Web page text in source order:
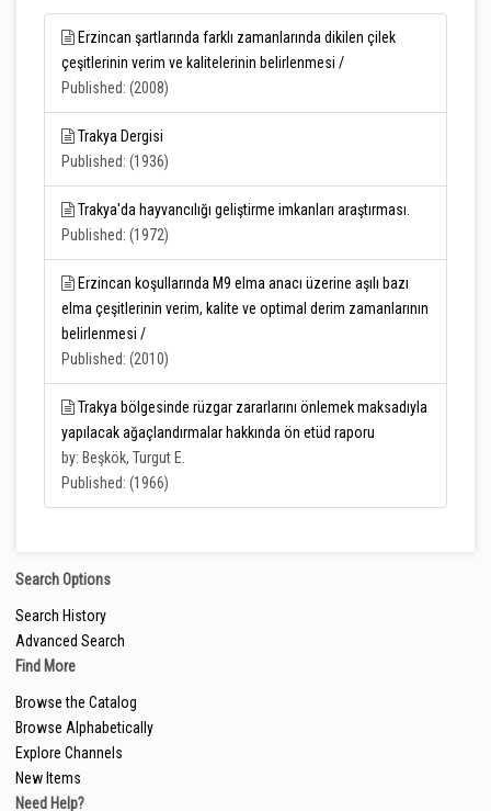
Erzincan şartlarında farklı zamanlarında dikilen çilek
çeşitlerinin verim ve kalitelerinin belirlenmesi /
Published: (2008)
Trakya Dergisi
Published: (1936)
Trakya'da hayvancılığı geliştirme imkanları araştırması.
Published: (1972)
Erzincan koşullarında M9 elma anacı üzerine aşılı bazı
elma çeşitlerinin verim, kalite ve optimal derim zamanlarının
belirlenmesi /
Published: (2010)
Trakya bölgesinde rüzgar zararlarını önlemek maksadıyla
yapılacak ağaçlandırmalar hakkında ön etüd raporu
by: Beşkök, Turgut E.
Published: (1966)
Search Options
Search History
Advanced Search
Find More
Browse the Catalog
Browse Alphabetically
Explore Channels
New Items
Need Help?